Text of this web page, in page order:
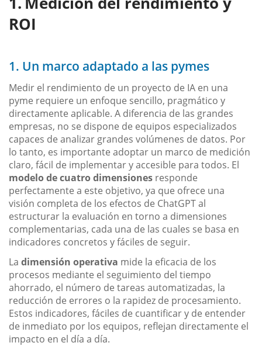
ROI
1. Un marco adaptado a las pymes
Medir el rendimiento de un proyecto de IA en una
pyme requiere un enfoque sencillo, pragmático y
directamente aplicable. A diferencia de las grandes
empresas, no se dispone de equipos especializados
capaces de analizar grandes volúmenes de datos. Por
lo tanto, es importante adoptar un marco de medición
claro, fácil de implementar y accesible para todos. El
modelo de cuatro dimensiones responde
perfectamente a este objetivo, ya que ofrece una
visión completa de los efectos de ChatGPT al
estructurar la evaluación en torno a dimensiones
complementarias, cada una de las cuales se basa en
indicadores concretos y fáciles de seguir.
La dimensión operativa mide la eficacia de los
procesos mediante el seguimiento del tiempo
ahorrado, el número de tareas automatizadas, la
reducción de errores o la rapidez de procesamiento.
Estos indicadores, fáciles de cuantificar y de entender
de inmediato por los equipos, reflejan directamente el
impacto en el día a día.